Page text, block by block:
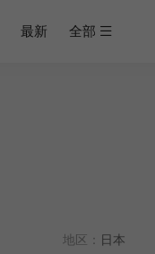
最新 全部
地区： 日本